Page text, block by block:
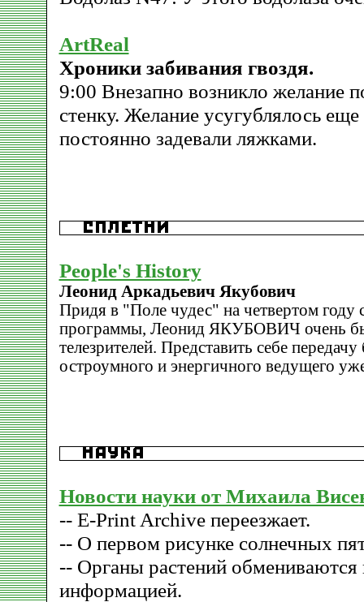
ArtReal
Хроники забивания гвоздя.
9:00 Внезапно возникло желание
стенку. Желание усугублялось
постоянно задевали ляжками.
People's History
Леонид Аркадьевич Якубович
Придя в "Поле чудес" на четвертом году
программы, Леонид ЯКУБОВИЧ очень
телезрителей. Представить себе передачу
остроумного и энергичного ведущего
Новости науки от Михаила
-- E-Print Archive переезжает.
-- О первом рисунке солнечных
-- Органы растений обмениваются
информацией.